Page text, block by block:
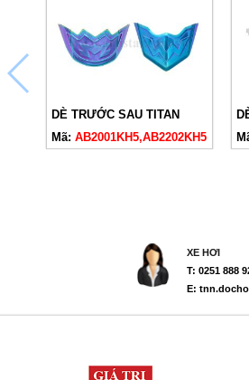
DÈ TRƯỚC SAU TITAN
Mã: AB2001KH5,AB2202KH5
XE HƠI
T: 0251 888
E: